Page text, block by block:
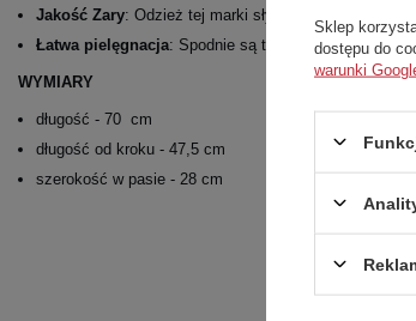
Jakość Zary: Odzież tej marki słynie z dbałości o
Łatwa pielęgnacja: Spodnie są trwałe, dobrze
WYMIARY
długość - 70 cm
długość od kroku - 47,5 cm
szerokość w pasie - 28 cm
Sklep
dostępu do
warunki